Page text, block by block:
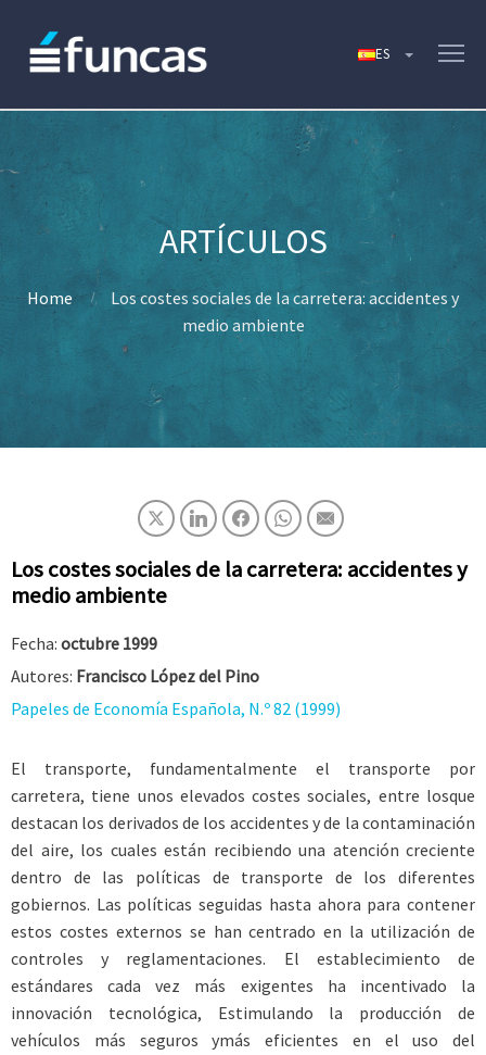
Home
Los costes sociales de la carretera: accidentes y
medio ambiente
Los costes sociales de la carretera: accidentes y
medio ambiente
Fecha: octubre 1999
Autores: Francisco López del Pino
Papeles de Economía Española, N.º 82 (1999)
El transporte, fundamentalmente el transporte por
carretera, tiene unos elevados costes sociales, entre losque
destacan los derivados de los accidentes y de la contaminación
del aire, los cuales están recibiendo una atención creciente
dentro de las políticas de transporte de los diferentes
gobiernos. Las políticas seguidas hasta ahora para contener
estos costes externos se han centrado en la utilización de
controles y reglamentaciones. El establecimiento de
estándares cada vez más exigentes ha incentivado la
innovación tecnológica, Estimulando la producción de
vehículos más seguros ymás eficientes en el uso del